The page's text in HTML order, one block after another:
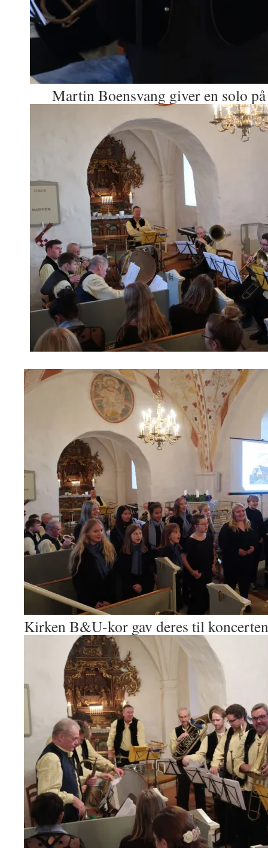
Martin Boensvang giver en solo
Kirken B&U-kor gav deres til koncerten